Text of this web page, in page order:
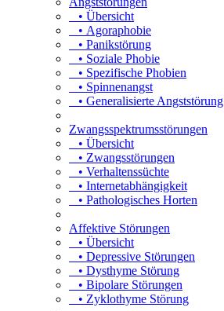
• Übersicht
• Agoraphobie
• Panikstörung
• Soziale Phobie
• Spezifische Phobien
• Spinnenangst
• Generalisierte Angststörung
Zwangsspektrumsstörungen
• Übersicht
• Zwangsstörungen
• Verhaltenssüchte
• Internetabhängigkeit
• Pathologisches Horten
Affektive Störungen
• Übersicht
• Depressive Störungen
• Dysthyme Störung
• Bipolare Störungen
• Zyklothyme Störung